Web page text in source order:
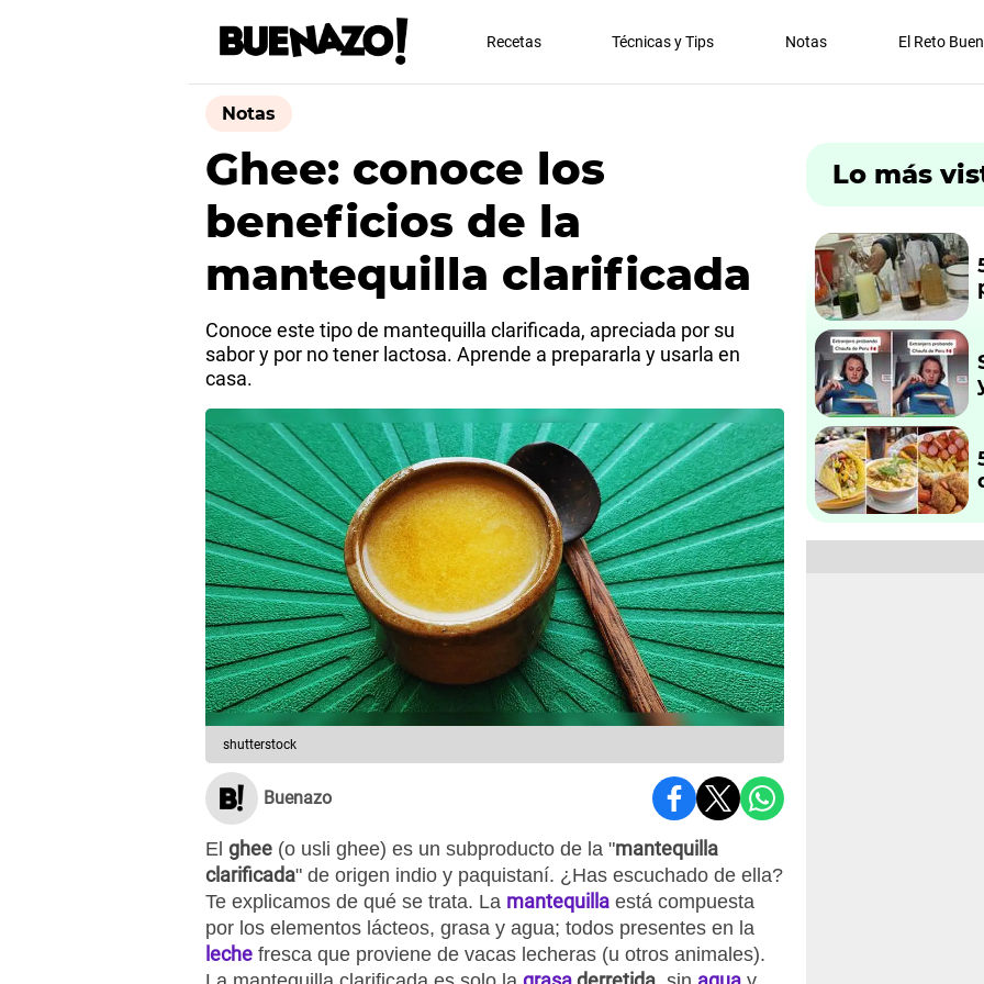
Recetas Técnicas y Tips Notas El Reto
Notas
Ghee: conoce los
beneficios de la
mantequilla clarificada
Conoce este tipo de mantequilla clarificada, apreciada por su
sabor y por no tener lactosa. Aprende a prepararla y usarla en
casa.
shutterstock
Buenazo
El ghee (o usli ghee) es un subproducto de la "mantequilla
clarificada" de origen indio y paquistaní. ¿Has escuchado de ella?
Te explicamos de qué se trata. La mantequilla está compuesta
por los elementos lácteos, grasa y agua; todos presentes en la
leche fresca que proviene de vacas lecheras (u otros animales).
Lo más